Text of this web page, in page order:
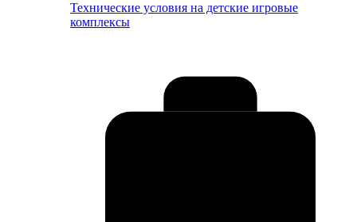
Технические условия на детские игровые
комплексы